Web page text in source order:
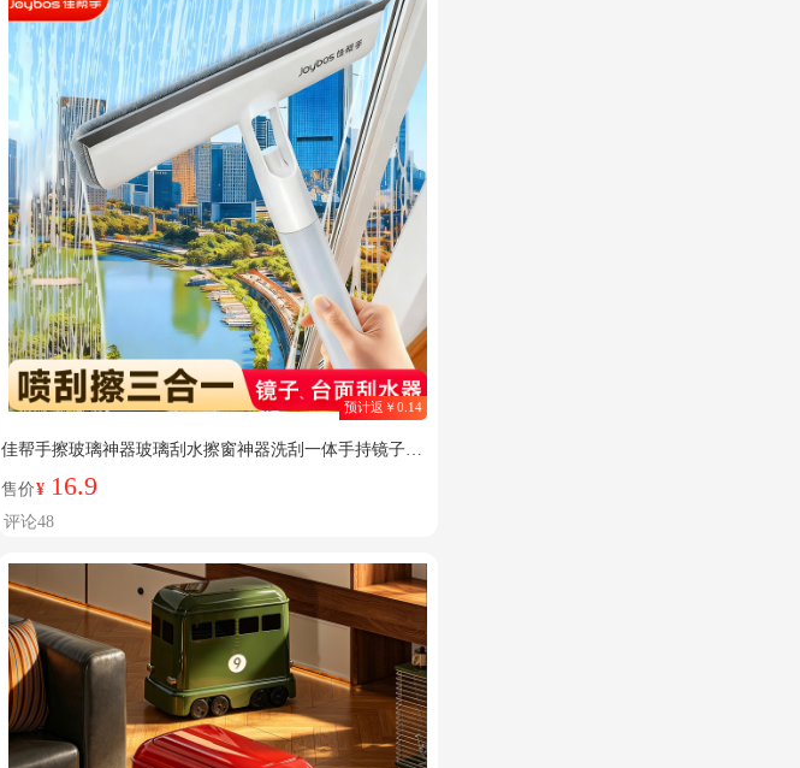
预计返￥0.14
佳帮手擦玻璃神器玻璃刮水擦窗神器洗刮一体手持镜子台
面清洁家政专用 【包邮】手持款喷刮擦三效合一
售价¥ 16.9
评论48